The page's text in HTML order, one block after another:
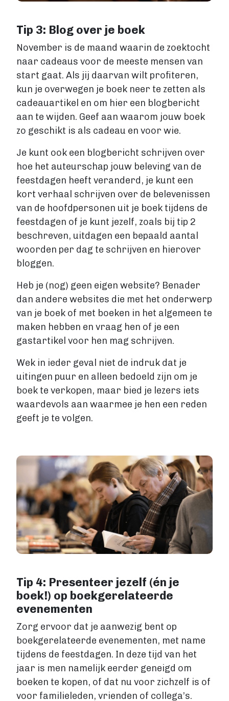
Tip 3: Blog over je boek
November is de maand waarin de zoektocht
naar cadeaus voor de meeste mensen van
start gaat. Als jij daarvan wilt profiteren,
kun je overwegen je boek neer te zetten als
cadeauartikel en om hier een blogbericht
aan te wijden. Geef aan waarom jouw boek
zo geschikt is als cadeau en voor wie.
Je kunt ook een blogbericht schrijven over
hoe het auteurschap jouw beleving van de
feestdagen heeft veranderd, je kunt een
kort verhaal schrijven over de belevenissen
van de hoofdpersonen uit je boek tijdens de
feestdagen of je kunt jezelf, zoals bij tip 2
beschreven, uitdagen een bepaald aantal
woorden per dag te schrijven en hierover
bloggen.
Heb je (nog) geen eigen website? Benader
dan andere websites die met het onderwerp
van je boek of met boeken in het algemeen te
maken hebben en vraag hen of je een
gastartikel voor hen mag schrijven.
Wek in ieder geval niet de indruk dat je
uitingen puur en alleen bedoeld zijn om je
boek te verkopen, maar bied je lezers iets
waardevols aan waarmee je hen een reden
geeft je te volgen.
Image
Tip 4: Presenteer jezelf (én je
boek!) op boekgerelateerde
evenementen
Zorg ervoor dat je aanwezig bent op
boekgerelateerde evenementen, met name
tijdens de feestdagen. In deze tijd van het
jaar is men namelijk eerder geneigd om
boeken te kopen, of dat nu voor zichzelf is of
voor familieleden, vrienden of collega’s.